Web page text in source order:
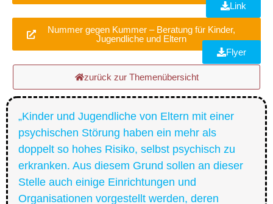
Link
Nummer gegen Kummer – Beratung für Kinder,
Jugendliche und Eltern
Flyer
zurück zur Themenübersicht
„Kinder und Jugendliche von Eltern mit einer
psychischen Störung haben ein mehr als
doppelt so hohes Risiko, selbst psychisch zu
erkranken. Aus diesem Grund sollen an dieser
Stelle auch einige Einrichtungen und
Organisationen vorgestellt werden, deren